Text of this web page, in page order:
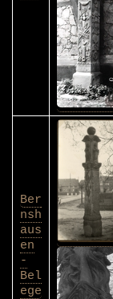
Ber
nsh
aus
en
-
Bel
ege